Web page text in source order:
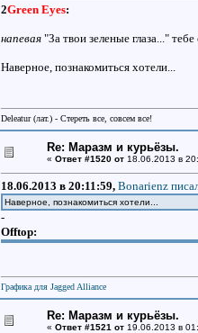
2Green Eyes:
напевая"За твои зеленые глаза..."
Наверное, познакомиться хотели...
Deleatur (лат.) - Стереть все, совсем все!
Re: Маразм и курьёзы.
« Ответ #1520 от18.06.2013 в
18.06.2013 в 20:11:59, Bonarienz
Наверное, познакомиться хотели...
-
Offtop:
Графика для Jagged Alliance
Re: Маразм и курьёзы.
« Ответ #1521 от19.06.2013 в